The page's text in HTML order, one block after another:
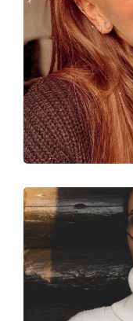
Reinigungstuch:
Weiteres
Sex:
Kategorie:
Marke:
Code: